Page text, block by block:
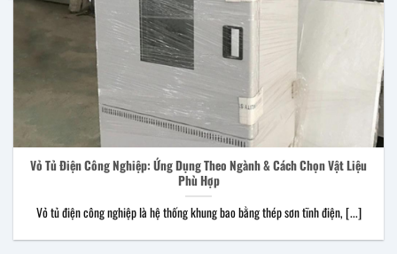
Vỏ Tủ Điện Công Nghiệp: Ứng Dụng Theo Ngành & Cách Chọn Vật Liệu
Phù Hợp
Vỏ tủ điện công nghiệp là hệ thống khung bao bằng thép sơn tĩnh điện, [...]